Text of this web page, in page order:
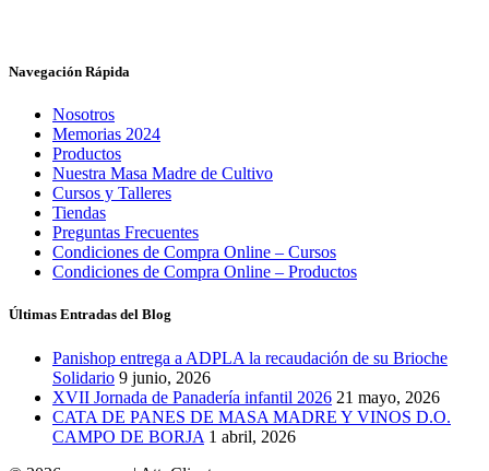
Navegación Rápida
Nosotros
Memorias 2024
Productos
Nuestra Masa Madre de Cultivo
Cursos y Talleres
Tiendas
Preguntas Frecuentes
Condiciones de Compra Online – Cursos
Condiciones de Compra Online – Productos
Últimas Entradas del Blog
Panishop entrega a ADPLA la recaudación de su Brioche
Solidario 9 junio, 2026
XVII Jornada de Panadería infantil 2026 21 mayo, 2026
CATA DE PANES DE MASA MADRE Y VINOS D.O.
CAMPO DE BORJA 1 abril, 2026